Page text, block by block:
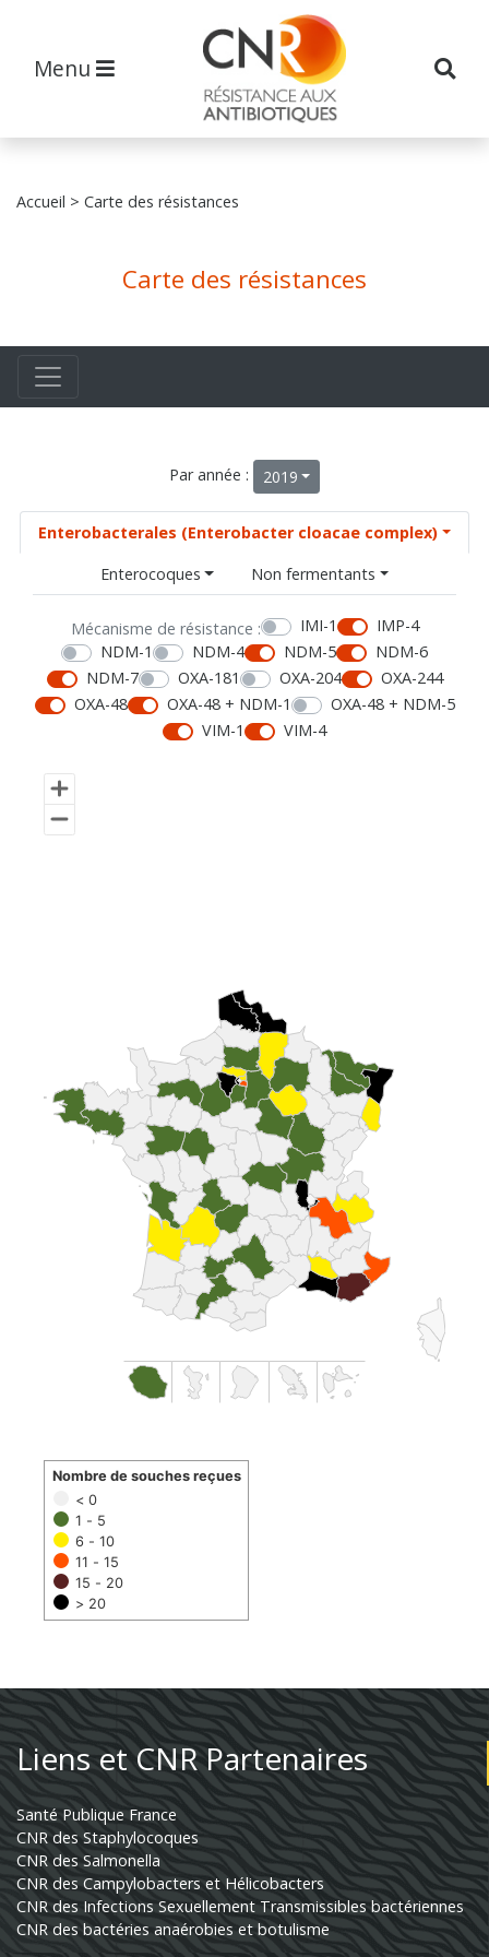
Menu
Accueil > Carte des résistances
Carte des résistances
Par année : 2019
Enterobacterales (Enterobacter cloacae complex)
Enterocoques
Non fermentants
Mécanisme de résistance : IMI-1
IMP-4
NDM-1
NDM-4 NDM-5
NDM-6
NDM-7
OXA-181 OXA-204
OXA-244
OXA-48
OXA-48 + NDM-1
OXA-48 + NDM-5
VIM-1
VIM-4
< 0
1 - 5
6 - 10
11 - 15
15 - 20
> 20
Nombre de souches reçues
Liens et CNR Partenaires
Santé Publique France
CNR des Staphylocoques
CNR des Salmonella
CNR des Campylobacters et Hélicobacters
CNR des Infections Sexuellement Transmissibles bactériennes
CNR des bactéries anaérobies et botulisme